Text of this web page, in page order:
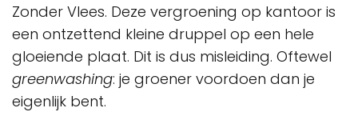
Zonder Vlees. Deze vergroening op kantoor is
een ontzettend kleine druppel op een hele
gloeiende plaat. Dit is dus misleiding. Oftewel
greenwashing: je groener voordoen dan je
eigenlijk bent.